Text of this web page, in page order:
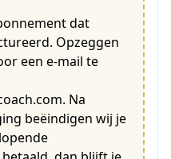
dat
Opzeggen
een e-mail te
Na
beëindigen wij je